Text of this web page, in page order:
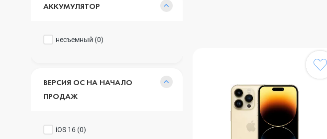
АККУМУЛЯТОР
несъемный (0)
ВЕРСИЯ ОС НА НАЧАЛО
ПРОДАЖ
iOS 16 (0)